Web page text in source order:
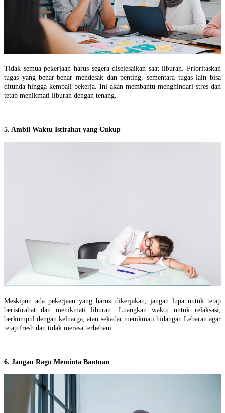
Tidak semua pekerjaan harus segera diselesaikan saat liburan. Prioritaskan
tugas yang benar-benar mendesak dan penting, sementara tugas lain bisa
ditunda hingga kembali bekerja. Ini akan membantu menghindari stres dan
tetap menikmati liburan dengan tenang.
5. Ambil Waktu Istirahat yang Cukup
Meskipun ada pekerjaan yang harus dikerjakan, jangan lupa untuk tetap
beristirahat dan menikmati liburan. Luangkan waktu untuk relaksasi,
berkumpul dengan keluarga, atau sekadar menikmati hidangan Lebaran agar
tetap fresh dan tidak merasa terbebani.
6. Jangan Ragu Meminta Bantuan